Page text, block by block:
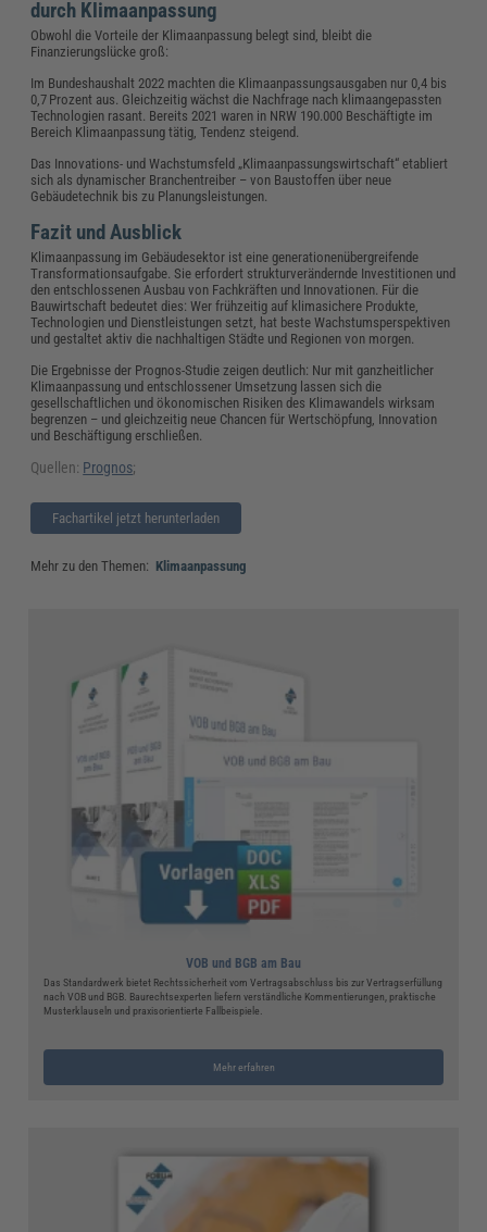
durch Klimaanpassung
Obwohl die Vorteile der Klimaanpassung belegt sind, bleibt die
Finanzierungslücke groß:
Im Bundeshaushalt 2022 machten die Klimaanpassungsausgaben nur 0,4 bis
0,7 Prozent aus. Gleichzeitig wächst die Nachfrage nach klimaangepassten
Technologien rasant. Bereits 2021 waren in NRW 190.000 Beschäftigte im
Bereich Klimaanpassung tätig, Tendenz steigend.
Das Innovations- und Wachstumsfeld „Klimaanpassungswirtschaft“ etabliert
sich als dynamischer Branchentreiber – von Baustoffen über neue
Gebäudetechnik bis zu Planungsleistungen.
Fazit und Ausblick
Klimaanpassung im Gebäudesektor ist eine generationenübergreifende
Transformationsaufgabe. Sie erfordert strukturverändernde Investitionen und
den entschlossenen Ausbau von Fachkräften und Innovationen. Für die
Bauwirtschaft bedeutet dies: Wer frühzeitig auf klimasichere Produkte,
Technologien und Dienstleistungen setzt, hat beste Wachstumsperspektiven
und gestaltet aktiv die nachhaltigen Städte und Regionen von morgen.
Die Ergebnisse der Prognos-Studie zeigen deutlich: Nur mit ganzheitlicher
Klimaanpassung und entschlossener Umsetzung lassen sich die
gesellschaftlichen und ökonomischen Risiken des Klimawandels wirksam
begrenzen – und gleichzeitig neue Chancen für Wertschöpfung, Innovation
und Beschäftigung erschließen.
Quellen: Prognos;
Fachartikel jetzt herunterladen
Mehr zu den Themen: Klimaanpassung
VOB und BGB am Bau
Das Standardwerk bietet Rechtssicherheit vom Vertragsabschluss bis zur Vertragserfüllung
nach VOB und BGB. Baurechtsexperten liefern verständliche Kommentierungen, praktische
Musterklauseln und praxisorientierte Fallbeispiele.
Mehr erfahren